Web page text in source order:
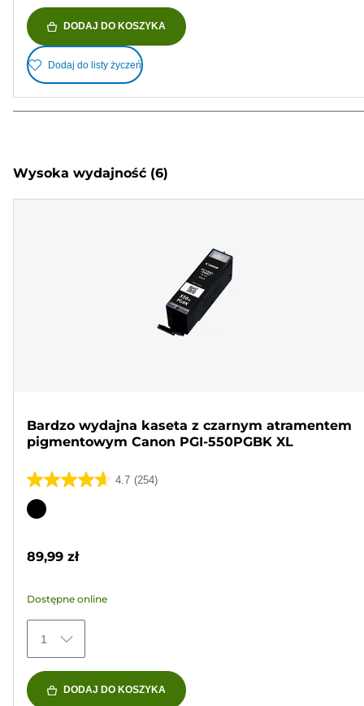
DODAJ DO KOSZYKA
Dodaj do listy życzeń
Wysoka wydajność (6)
Bardzo wydajna kaseta z czarnym atramentem
pigmentowym Canon PGI-550PGBK XL
4.7 (254)
4.7
na
254
Wkład
89,99 zł
Dostępne online
1
DODAJ DO KOSZYKA